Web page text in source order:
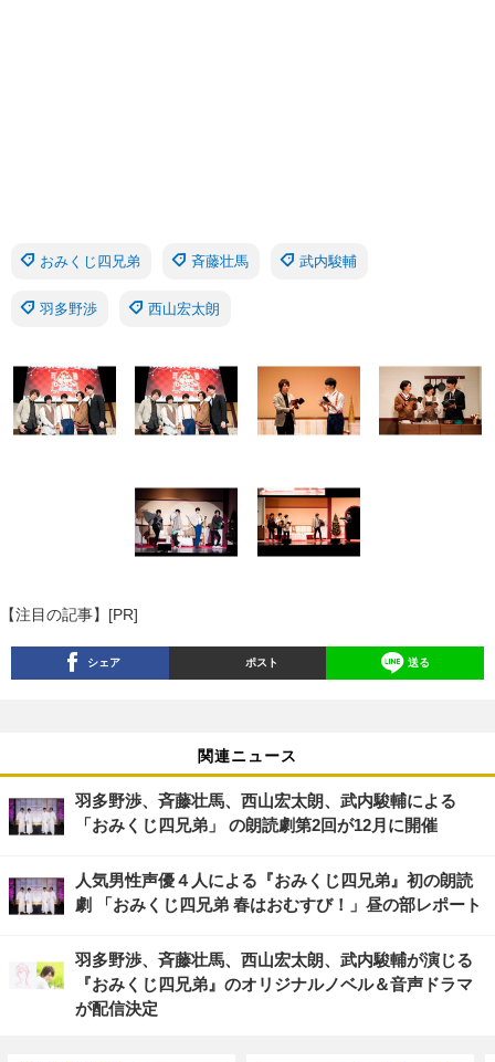
おみくじ四兄弟 斉藤壮馬 武内駿輔
羽多野渉 西山宏太朗
【注目の記事】[PR]
シェア ポスト 送る
関連ニュース
羽多野渉、斉藤壮馬、西山宏太朗、武内駿輔による
「おみくじ四兄弟」 の朗読劇第2回が12月に開催
人気男性声優４人による『おみくじ四兄弟』初の朗読
劇 「おみくじ四兄弟 春はおむすび！」昼の部レポート
羽多野渉、斉藤壮馬、西山宏太朗、武内駿輔が演じる
『おみくじ四兄弟』のオリジナルノベル＆音声ドラマ
が配信決定